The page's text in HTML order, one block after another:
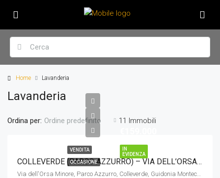
Home Lavanderia
Lavanderia
11 Immobili
Ordina per: Ordine predefinito
IN
EVIDENZA
VENDITA
OCCASIONE COLLEVERDE (PARCO AZZURRO) – VIA DELL’ORSA MINORE
Via dell'Orsa Minore, Parco Azzurro, Colleverde, Guidonia Montecelio, Roma, Lazio, 00131, Italia